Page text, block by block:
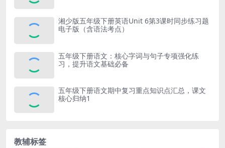
湘少版五年级下册英语Unit 6第3课时同步练习题
电子版（含语法考点）
五年级下册语文：核心字词与句子专项强化练
习，提升语文基础必备
五年级下册语文期中复习重点知识点汇总，课文
核心归纳1
教辅标签